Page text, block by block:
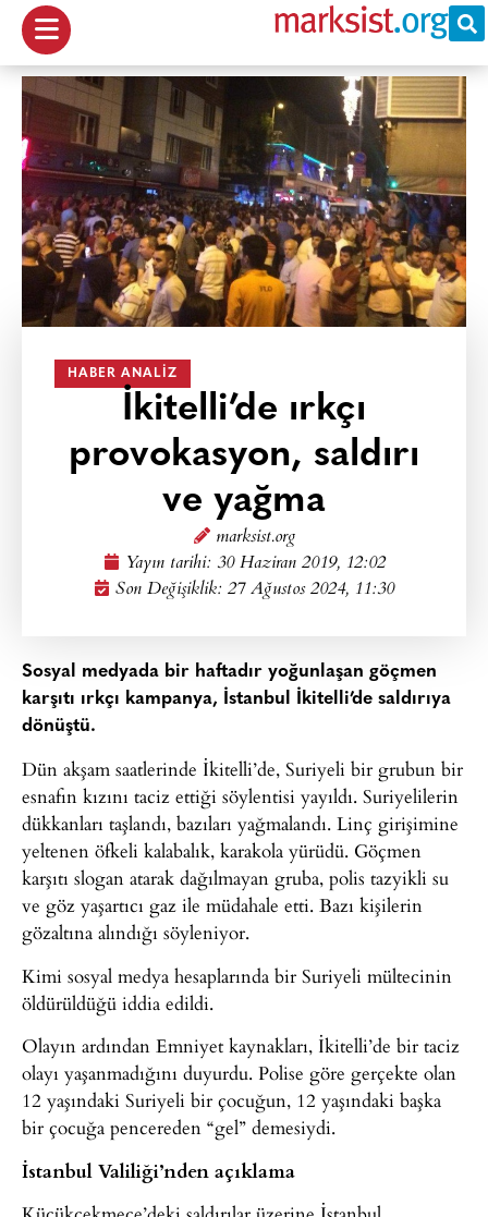
HABER ANALIZ
İkitelli’de ırkçı
provokasyon, saldırı
ve yağma
marksist.org
Yayın tarihi: 30 Haziran 2019, 12:02
Son Değişiklik: 27 Ağustos 2024, 11:30
Sosyal medyada bir haftadır yoğunlaşan göçmen
karşıtı ırkçı kampanya, İstanbul İkitelli’de saldırıya
dönüştü.
Dün akşam saatlerinde İkitelli’de, Suriyeli bir grubun bir
esnafın kızını taciz ettiği söylentisi yayıldı. Suriyelilerin
dükkanları taşlandı, bazıları yağmalandı. Linç girişimine
yeltenen öfkeli kalabalık, karakola yürüdü. Göçmen
karşıtı slogan atarak dağılmayan gruba, polis tazyikli su
ve göz yaşartıcı gaz ile müdahale etti. Bazı kişilerin
gözaltına alındığı söyleniyor.
Kimi sosyal medya hesaplarında bir Suriyeli mültecinin
öldürüldüğü iddia edildi.
Olayın ardından Emniyet kaynakları, İkitelli’de bir taciz
olayı yaşanmadığını duyurdu. Polise göre gerçekte olan
12 yaşındaki Suriyeli bir çocuğun, 12 yaşındaki başka
bir çocuğa pencereden “gel” demesiydi.
İstanbul Valiliği’nden açıklama